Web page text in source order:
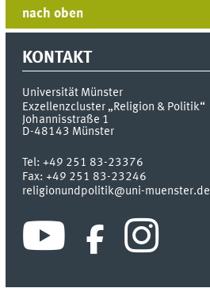
nach oben
KONTAKT
Universität Münster
Exzellenzcluster „Religion & Politik“
Johannisstraße 1
D-48143 Münster
Tel:+49 251 83-23376
Fax:+49 251 83-23246
religionundpolitik@uni-muenster.de